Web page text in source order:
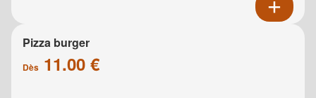
Pizza burger
Dès 11.00 €